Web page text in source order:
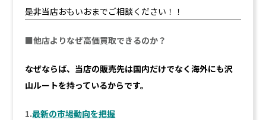
是非当店おもいおまでご相談ください！！
■他店よりなぜ高価買取できるのか？
なぜならば、当店の販売先は国内だけでなく海外にも沢
山ルートを持っているからです。
1.最新の市場動向を把握